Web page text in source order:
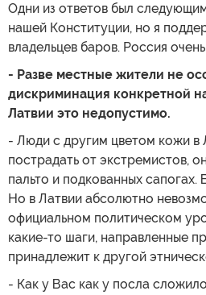
Одни из ответов был
нашей Конституции, но я
владельцев баров. Россия
- Разве местные жители не
дискриминация конкретной
Латвии это недопустимо.
- Люди с другим цветом кожи в
пострадать от экстремистов,
пальто и подкованных
Но в Латвии абсолютно
официальном политическом
какие-то шаги, направленные
принадлежит к другой
- Как у Вас как у посла